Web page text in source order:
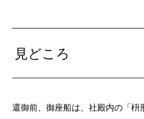
見どころ
還御前、御座船は、社殿内の「枡